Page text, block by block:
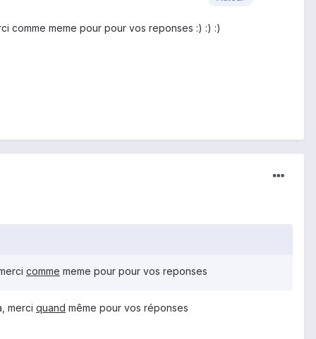
comme meme pour pour vos reponses :) :) :)
comme meme pour pour vos reponses
merci quand même pour vos réponses